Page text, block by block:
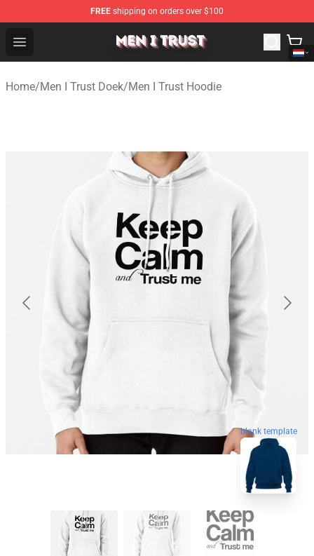
FREE shipping on orders over $100
Open menu
Men I Trust Shop - Official Men I Trust Merchandise Store
Home/Men I Trust Doek/Men I Trust Hoodie
blank template